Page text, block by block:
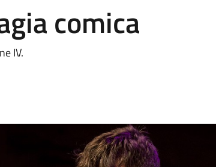
comica
IV.